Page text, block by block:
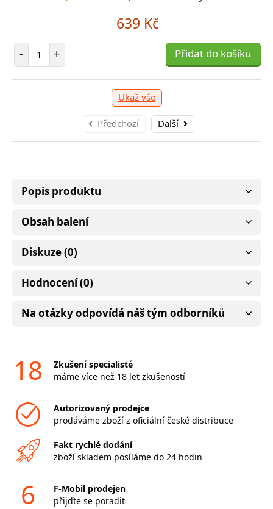
639 Kč
- Počet položek
+ Přidat do košíku
Ukaž vše
Předchozí Další
položek Přidat do košíku -
Popis produktu
Obsah balení
Diskuze (0)
Hodnocení (0)
Na otázky odpovídá náš tým odborníků
18
Zkušení specialisté
máme více než 18 let zkušeností
Autorizovaný prodejce
prodáváme zboží z oficiální české distribuce
Fakt rychlé dodání
zboží skladem posíláme do 24 hodin
6
F-Mobil prodejen
přijďte se poradit